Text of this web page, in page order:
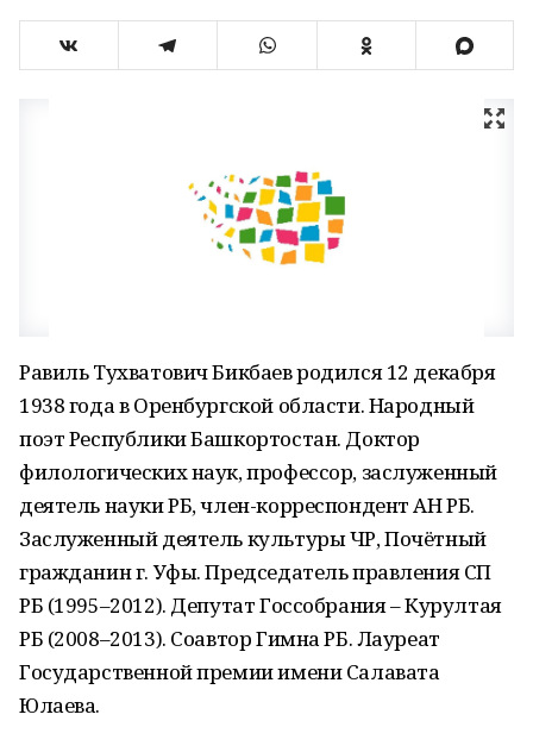
Равиль Тухватович Бикбаев родился 12 декабря
1938 года в Оренбургской области. Народный
поэт Республики Башкортостан. Доктор
филологических наук, профессор, заслуженный
деятель науки РБ, член-корреспондент АН РБ.
Заслуженный деятель культуры ЧР, Почётный
гражданин г. Уфы. Председатель правления СП
РБ (1995–2012). Депутат Госсобрания – Курултая
РБ (2008–2013). Соавтор Гимна РБ. Лауреат
Государственной премии имени Салавата
Юлаева.